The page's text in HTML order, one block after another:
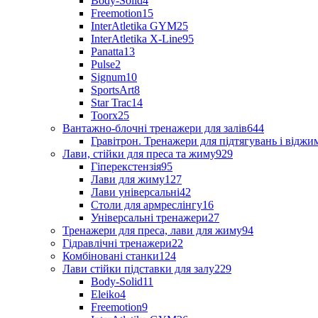
Freemotion15
InterAtletika GYM25
InterAtletika X-Line95
Panatta13
Pulse2
Signum10
SportsArt8
Star Trac14
Toorx25
Вантажно-блочні тренажери для залів644
Гравітрон. Тренажери для підтягувань і
Лави, стійки для преса та жиму929
Гіперекстензія95
Лави для жиму127
Лави універсальні42
Столи для армреслінгу16
Універсальні тренажери27
Тренажери для преса, лави для жиму94
Гідравлічні тренажери22
Комбіновані станки124
Лави стійки підставки для залу229
Body-Solid11
Eleiko4
Freemotion9